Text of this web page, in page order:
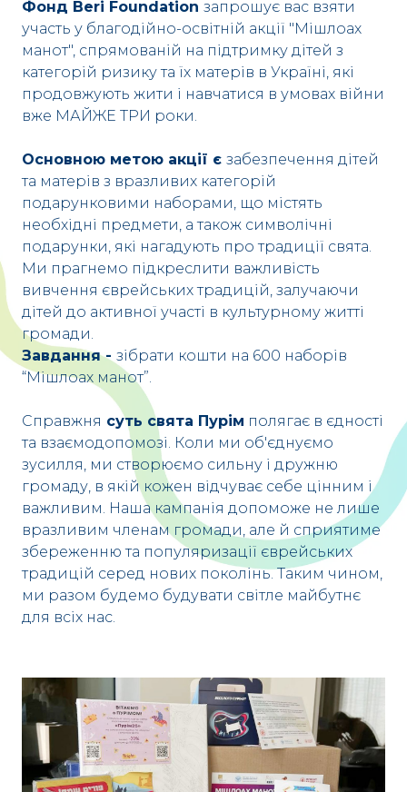
Фонд Beri Foundation запрошує вас взяти
участь у благодійно-освітній акції "Мішлоах
манот", спрямованій на підтримку дітей з
категорій ризику та їх матерів в Україні, які
продовжують жити і навчатися в умовах війни
вже МАЙЖЕ ТРИ роки.
Основною метою акції є забезпечення дітей
та матерів з вразливих категорій
подарунковими наборами, що містять
необхідні предмети, а також символічні
подарунки, які нагадують про традиції свята.
Ми прагнемо підкреслити важливість
вивчення єврейських традицій, залучаючи
дітей до активної участі в культурному житті
громади.
Завдання - зібрати кошти на 600 наборів
“Мішлоах манот”.
Справжня суть свята Пурім полягає в єдності
та взаємодопомозі. Коли ми об'єднуємо
зусилля, ми створюємо сильну і дружню
громаду, в якій кожен відчуває себе цінним і
важливим. Наша кампанія допоможе не лише
вразливим членам громади, але й сприятиме
збереженню та популяризації єврейських
традицій серед нових поколінь. Таким чином,
ми разом будемо будувати світле майбутнє
для всіх нас.